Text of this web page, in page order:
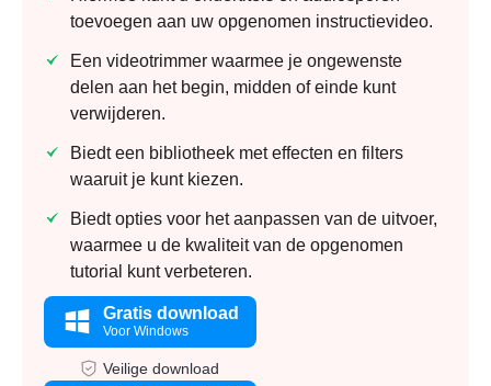
toevoegen aan uw opgenomen instructievideo.
Een videotrimmer waarmee je ongewenste
delen aan het begin, midden of einde kunt
verwijderen.
Biedt een bibliotheek met effecten en filters
waaruit je kunt kiezen.
Biedt opties voor het aanpassen van de uitvoer,
waarmee u de kwaliteit van de opgenomen
tutorial kunt verbeteren.
Gratis download
Voor Windows
Veilige download